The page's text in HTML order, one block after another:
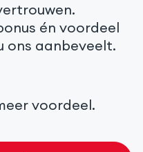
én voordeel
ons aanbeveelt.
voordeel.